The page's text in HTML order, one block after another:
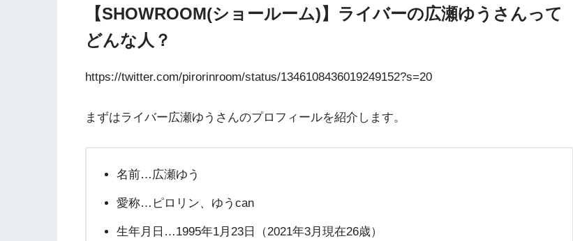
【SHOWROOM(ショールーム)】ライバーの広瀬ゆうさんって
どんな⼈？
https://twitter.com/pirorinroom/status/1346108436019249152?s=20
まずはライバー広瀬ゆうさんのプロフィールを紹介します。
名前…広瀬ゆう
愛称…ピロリン、ゆうcan
生年月日…1995年1月23日（2021年3月現在26歳）